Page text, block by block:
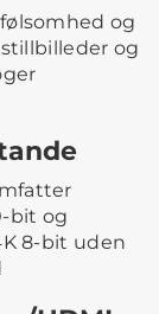
og
og
bit og
8-bit uden